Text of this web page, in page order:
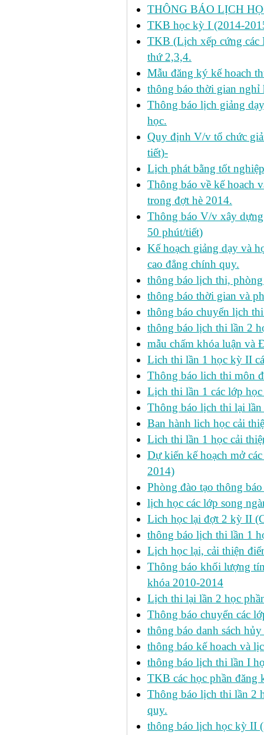
THÔNG BÁO LỊCH
TKB học kỳ I (2014-
TKB (Lịch xếp cứng các
thứ 2,3,4.
Mẫu đăng ký kế hoach
thông báo thời gian
Thông báo lịch giảng
học.
Quy định V/v tổ chức
tiết)-
Lịch phát bằng tốt
Thông báo về kế hoach
trong đợt hè 2014.
Thông báo V/v xây
50 phút/tiết)
Kế hoạch giảng dạy và
cao đẳng chính quy.
thông báo lịch thi,
thông báo thời gian và
thông báo chuyển lịch
thông báo lịch thi lần 2
mẫu chấm khóa luận và
Lich thi lần 1 học kỳ II
Thông báo lich thi môn
Lịch thi lần 1 các lớp
Thông báo lịch thi lại
Ban hành lich học cải
Lich thi lần 1 học cải
Dự kiến kế hoạch mở
2014)
Phòng đào tạo thông
lịch học các lớp song
Lich học lại đợt 2 kỳ II
thông báo lịch thi lần 1
Lịch học lại, cải thiện
Thông báo khối lượng
khóa 2010-2014
Lịch thi lại lần 2 học
Thông báo chuyển các
thông báo danh sách
thông báo kế hoach và
thông báo lịch thi lần I
TKB các học phần
Thông báo lịch thi lần 2
quy.
thông báo lịch học kỳ II